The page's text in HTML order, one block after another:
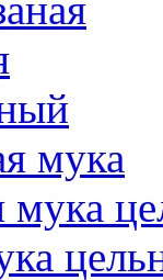
мука
мука